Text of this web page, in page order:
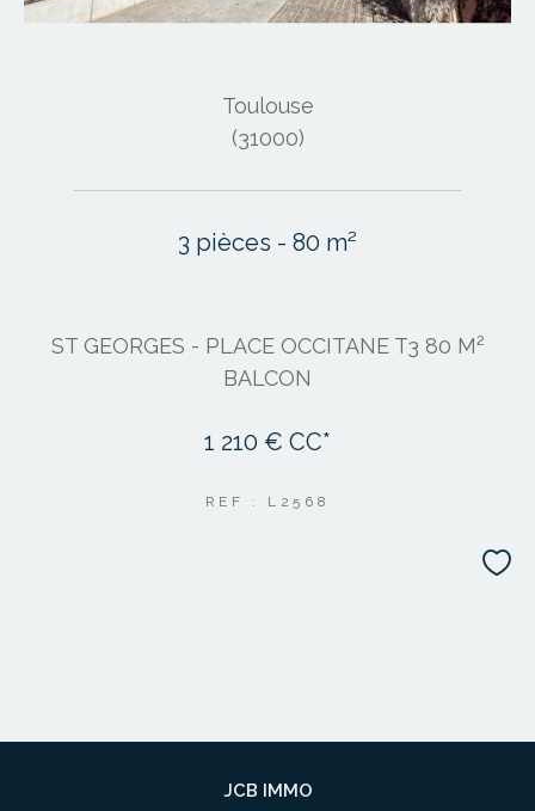
Toulouse
(31000)
3 pièces - 80 m²
ST GEORGES - PLACE OCCITANE T3 80 M²
BALCON
1 210 € CC*
REF : L2568
JCB IMMO